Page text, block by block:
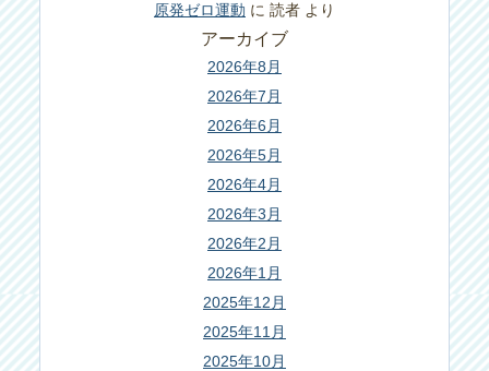
原発ゼロ運動 に 読者 より
アーカイブ
2026年8月
2026年7月
2026年6月
2026年5月
2026年4月
2026年3月
2026年2月
2026年1月
2025年12月
2025年11月
2025年10月